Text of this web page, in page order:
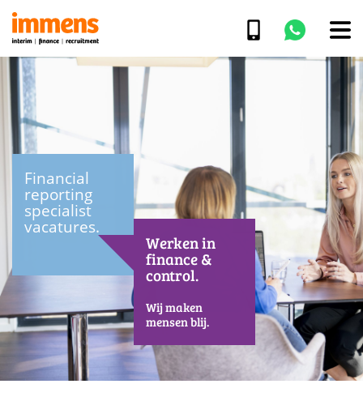
Financial
reporting
specialist
vacatures.
Werken in
finance &
control.
Wij maken
mensen blij.